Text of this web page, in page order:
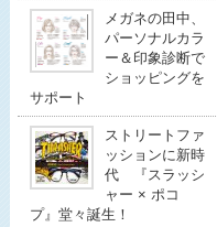
メガネの田中、
パーソナルカラ
ー＆印象診断で
ショッピングを
サポート
ストリートファ
ッションに新時
代 『スラッシ
ャー × ポコ
プ』堂々誕生！